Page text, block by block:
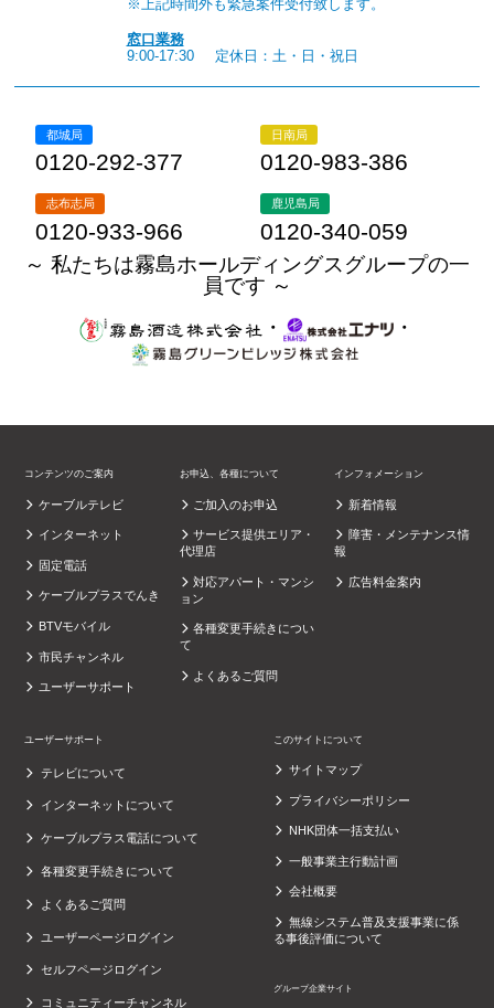
※上記時間外も緊急案件受付致します。
窓口業務
9:00-17:30
定休日：土・日・祝日
都城局
0120-292-377
日南局
0120-983-386
志布志局
0120-933-966
鹿児島局
0120-340-059
～ 私たちは霧島ホールディングスグループの一
員です ～
・
・
コンテンツのご案内
ケーブルテレビ
インターネット
固定電話
ケーブルプラスでんき
BTVモバイル
市民チャンネル
ユーザーサポート
お申込、各種について
ご加入のお申込
サービス提供エリア・
代理店
対応アパート・マンシ
ョン
各種変更手続きについ
て
よくあるご質問
インフォメーション
新着情報
障害・メンテナンス情
報
広告料金案内
ユーザーサポート
テレビについて
インターネットについて
ケーブルプラス電話について
各種変更手続きについて
よくあるご質問
ユーザーページログイン
セルフページログイン
コミュニティーチャンネル
このサイトについて
サイトマップ
プライバシーポリシー
NHK団体一括支払い
一般事業主行動計画
会社概要
無線システム普及支援事業に係
る事後評価について
グループ企業サイト